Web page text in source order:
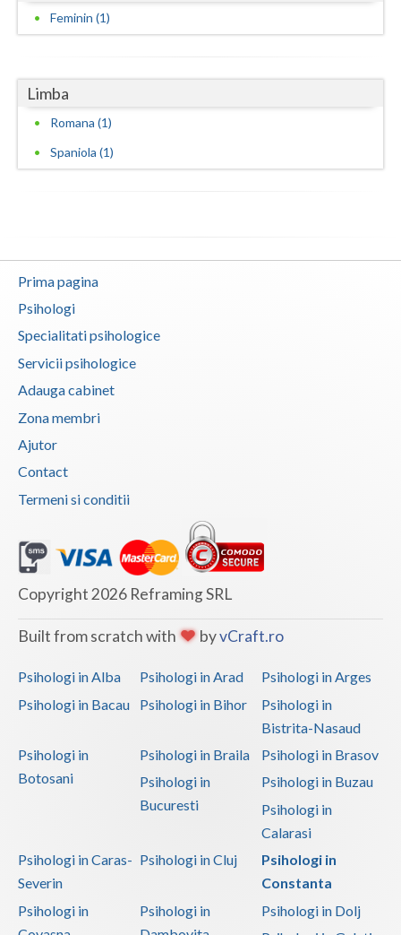
Teleorman
Tulcea
Valcea
Vaslui
Feminin (1)
Limba
Romana (1)
Spaniola (1)
Prima pagina
Psihologi
Specialitati psihologice
Servicii psihologice
Adauga cabinet
Zona membri
Ajutor
Contact
Termeni si conditii
Copyright 2026 Reframing SRL
Built from scratch with byvCraft.ro
Psihologi in Alba Psihologi in Arad
Psihologi in Arges
Psihologi in Bacau
Psihologi in Bihor
Psihologi in
Bistrita-Nasaud
Psihologi in
Botosani
Psihologi in Braila
Psihologi in Brasov
Psihologi in
Bucuresti
Psihologi in Buzau
Psihologi in
Calarasi
Psihologi in Caras-
Severin
Psihologi in Cluj
Psihologi in
Constanta
Psihologi in
Psihologi in
Psihologi in Dolj